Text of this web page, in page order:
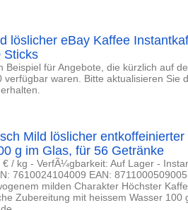
löslicher eBay Kaffee
Sticks
Beispiel für Angebote, die kürzlich auf
verfügbar waren. Bitte aktualisieren Sie
Mild löslicher
g im Glas, für 56 Getränke
/ kg - VerfÃ¼gbarkeit: Auf Lager -
7610024104009 EAN:
milden Charakter Höchster
Zubereitung mit heissem Wasser 100